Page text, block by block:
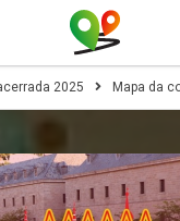
2025 Mapa da